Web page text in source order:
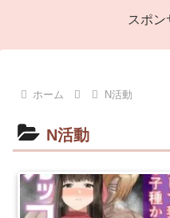
スポン
ホーム N活動
N活動